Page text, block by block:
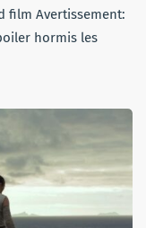
film Avertissement:
hormis les